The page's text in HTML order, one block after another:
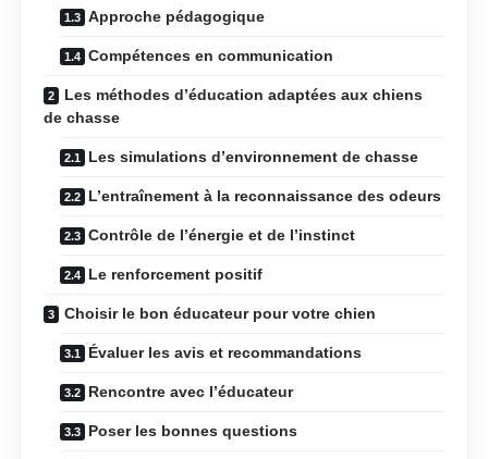
Approche pédagogique
Compétences en communication
Les méthodes d’éducation adaptées aux chiens
de chasse
Les simulations d’environnement de chasse
L’entraînement à la reconnaissance des odeurs
Contrôle de l’énergie et de l’instinct
Le renforcement positif
Choisir le bon éducateur pour votre chien
Évaluer les avis et recommandations
Rencontre avec l’éducateur
Poser les bonnes questions